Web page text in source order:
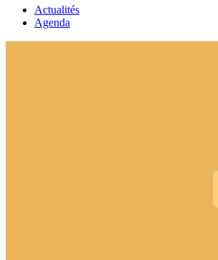
Actualités
Agenda